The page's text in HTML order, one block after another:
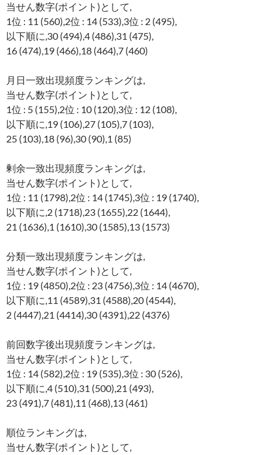
当せん数字(ポイント)として,
1位 : 11 (560),2位 : 14 (533),3位 : 2 (495),
以下順に,30 (494),4 (486),31 (475),
16 (474),19 (466),18 (464),7 (460)
月日一致出現頻度ランキングは,
当せん数字(ポイント)として,
1位 : 5 (155),2位 : 10 (120),3位 : 12 (108),
以下順に,19 (106),27 (105),7 (103),
25 (103),18 (96),30 (90),1 (85)
剰余一致出現頻度ランキングは,
当せん数字(ポイント)として,
1位 : 11 (1798),2位 : 14 (1745),3位 : 19 (1740),
以下順に,2 (1718),23 (1655),22 (1644),
21 (1636),1 (1610),30 (1585),13 (1573)
分類一致出現頻度ランキングは,
当せん数字(ポイント)として,
1位 : 19 (4850),2位 : 23 (4756),3位 : 14 (4670),
以下順に,11 (4589),31 (4588),20 (4544),
2 (4447),21 (4414),30 (4391),22 (4376)
前回数字後出現頻度ランキングは,
当せん数字(ポイント)として,
1位 : 14 (582),2位 : 19 (535),3位 : 30 (526),
以下順に,4 (510),31 (500),21 (493),
23 (491),7 (481),11 (468),13 (461)
順位ランキングは,
当せん数字(ポイント)として,